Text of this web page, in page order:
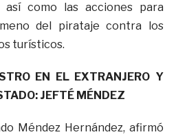
así como las acciones para
del pirataje contra los
turísticos.
EN EL EXTRANJERO Y
JEFTÉ MÉNDEZ
Méndez Hernández, afirmó